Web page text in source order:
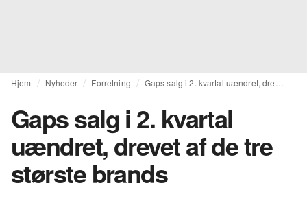
Hjem Nyheder Forretning
Gaps salg i 2. kvartal
uændret, drevet af de tre
største brands